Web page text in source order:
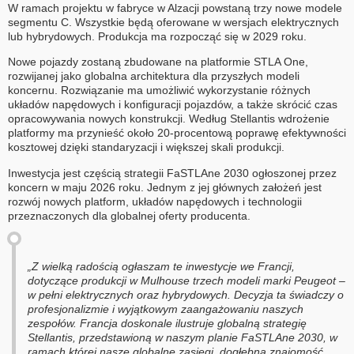
W ramach projektu w fabryce w Alzacji powstaną trzy nowe modele
segmentu C. Wszystkie będą oferowane w wersjach elektrycznych
lub hybrydowych. Produkcja ma rozpocząć się w 2029 roku.
Nowe pojazdy zostaną zbudowane na platformie STLA One,
rozwijanej jako globalna architektura dla przyszłych modeli
koncernu. Rozwiązanie ma umożliwić wykorzystanie różnych
układów napędowych i konfiguracji pojazdów, a także skrócić czas
opracowywania nowych konstrukcji. Według Stellantis wdrożenie
platformy ma przynieść około 20-procentową poprawę efektywności
kosztowej dzięki standaryzacji i większej skali produkcji.
Inwestycja jest częścią strategii FaSTLAne 2030 ogłoszonej przez
koncern w maju 2026 roku. Jednym z jej głównych założeń jest
rozwój nowych platform, układów napędowych i technologii
przeznaczonych dla globalnej oferty producenta.
„Z wielką radością ogłaszam te inwestycje we Francji,
dotyczące produkcji w Mulhouse trzech modeli marki Peugeot –
w pełni elektrycznych oraz hybrydowych. Decyzja ta świadczy o
profesjonalizmie i wyjątkowym zaangażowaniu naszych
zespołów. Francja doskonale ilustruje globalną strategię
Stellantis, przedstawioną w naszym planie FaSTLAne 2030, w